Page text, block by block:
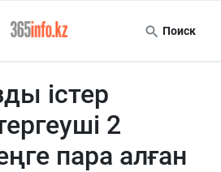
Поиск
істер
2
пара алған